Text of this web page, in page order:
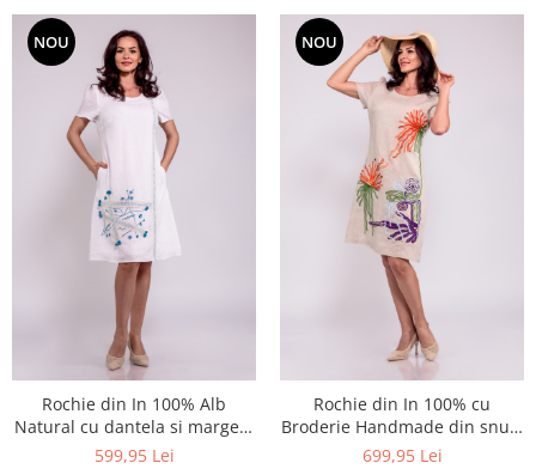
NOU
Rochie din In 100% Alb
Natural cu dantela si margele
turcoaz-eleganta relaxata de
599,95 Lei
NOU
Rochie din In 100% cu
Broderie Handmade din snur-
arta florala in culori vibrante
699,95 Lei